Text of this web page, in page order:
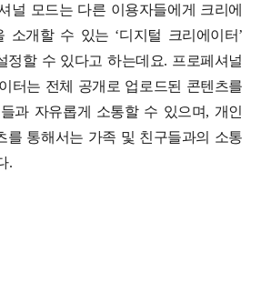
널 모드는 다른 이용자들에게 크리에
소개할 수 있는 ‘디지털 크리에이터’
정할 수 있다고 하는데요. 프로페셔널
터는 전체 공개로 업로드된 콘텐츠를
과 자유롭게 소통할 수 있으며, 개인
를 통해서는 가족 및 친구들과의 소통
.